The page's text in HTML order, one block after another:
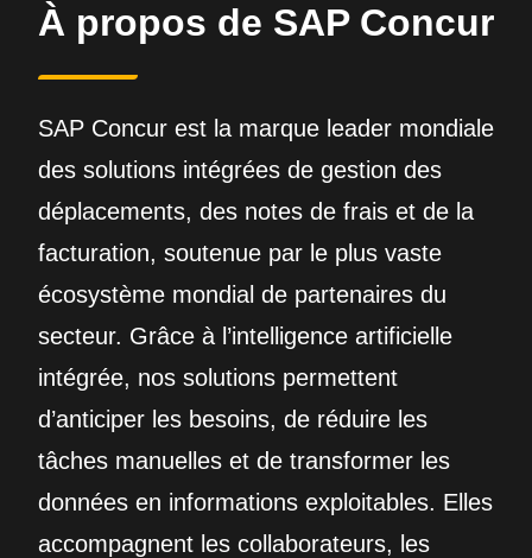
À propos de SAP Concur
SAP Concur est la marque leader mondiale
des solutions intégrées de gestion des
déplacements, des notes de frais et de la
facturation, soutenue par le plus vaste
écosystème mondial de partenaires du
secteur. Grâce à l’intelligence artificielle
intégrée, nos solutions permettent
d’anticiper les besoins, de réduire les
tâches manuelles et de transformer les
données en informations exploitables. Elles
accompagnent les collaborateurs, les